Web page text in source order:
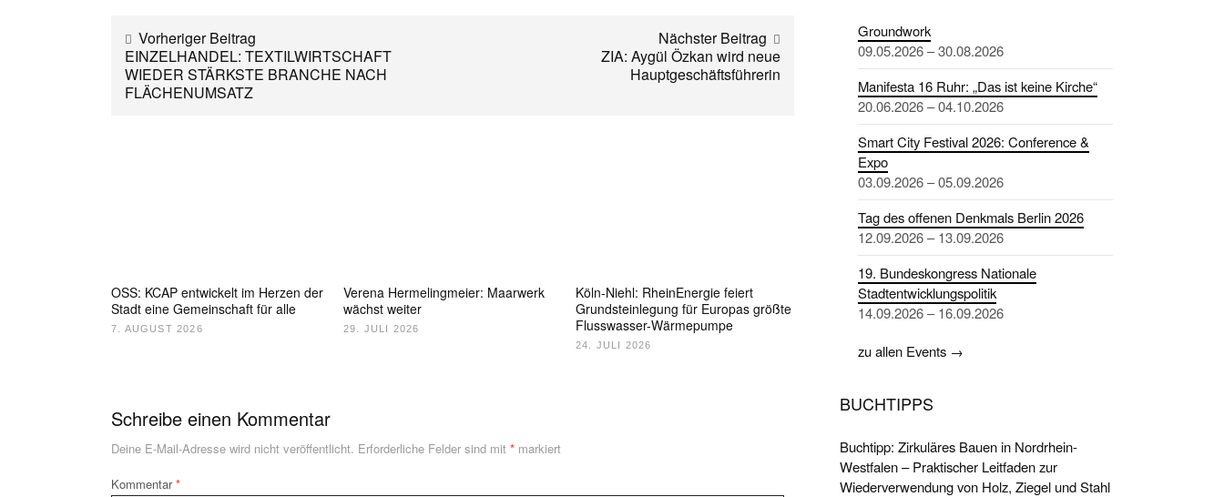
Vorheriger Beitrag
EINZELHANDEL: TEXTILWIRTSCHAFT
WIEDER STÄRKSTE BRANCHE NACH
FLÄCHENUMSATZ
Nächster Beitrag
ZIA: Aygül Özkan wird neue
Hauptgeschäftsführerin
OSS: KCAP entwickelt im Herzen der
Stadt eine Gemeinschaft für alle
7. AUGUST 2026
Verena Hermelingmeier: Maarwerk
wächst weiter
29. JULI 2026
Köln-Niehl: RheinEnergie feiert
Grundsteinlegung für Europas größte
Flusswasser-Wärmepumpe
24. JULI 2026
Schreibe einen Kommentar
Deine E-Mail-Adresse wird nicht veröffentlicht. Erforderliche Felder sind mit * markiert
Kommentar*
Groundwork
09.05.2026 – 30.08.2026
Manifesta 16 Ruhr: „Das ist keine Kirche“
20.06.2026 – 04.10.2026
Smart City Festival 2026: Conference &
Expo
03.09.2026 – 05.09.2026
Tag des offenen Denkmals Berlin 2026
12.09.2026 – 13.09.2026
19. Bundeskongress Nationale
Stadtentwicklungspolitik
14.09.2026 – 16.09.2026
zu allen Events →
BUCHTIPPS
Buchtipp: Zirkuläres Bauen in Nordrhein-
Westfalen – Praktischer Leitfaden zur
Wiederverwendung von Holz, Ziegel und Stahl